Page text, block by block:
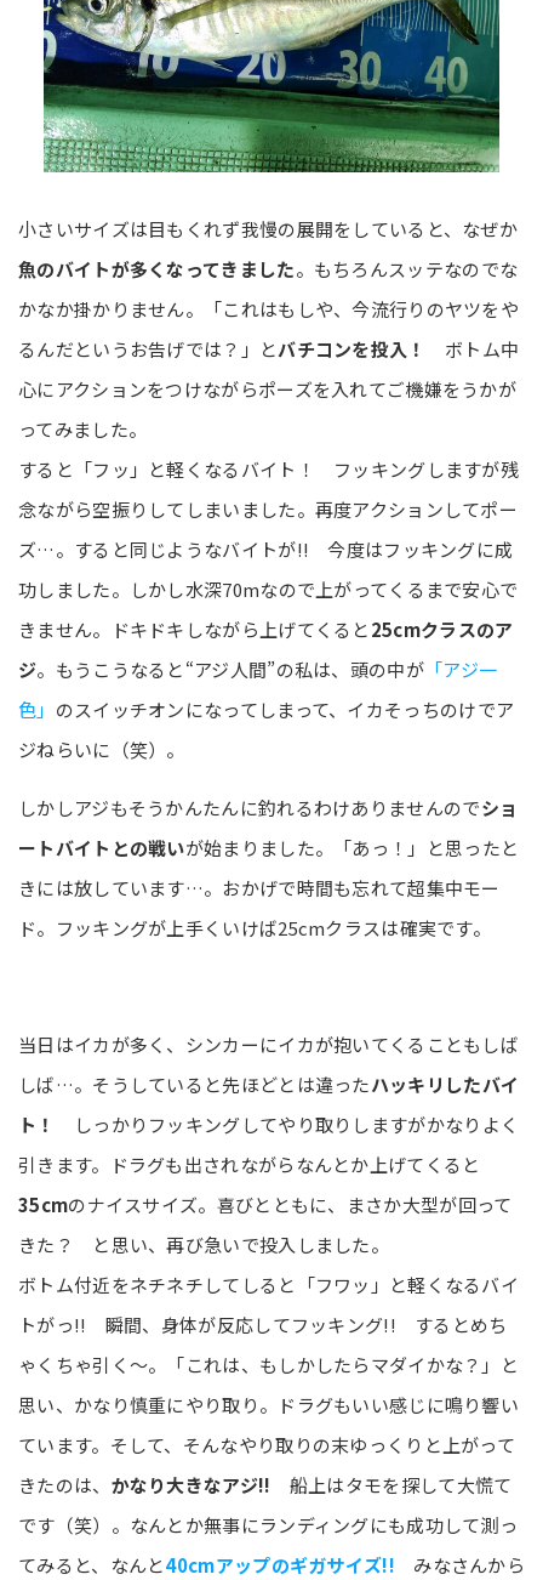
小さいサイズは目もくれず我慢の展開をしていると、なぜか
魚のバイトが多くなってきました。もちろんスッテなのでな
かなか掛かりません。「これはもしや、今流行りのヤツをや
るんだというお告げでは？」とバチコンを投入！
ボトム中
心にアクションをつけながらポーズを入れてご機嫌をうかが
ってみました。
すると「フッ」と軽くなるバイト！ フッキングしますが残
念ながら空振りしてしまいました。再度アクションしてポー
ズ…。すると同じようなバイトが!! 今度はフッキングに成
功しました。しかし水深70mなので上がってくるまで安心で
きません。ドキドキしながら上げてくると25cmクラスのア
ジ。もうこうなると“アジ人間”の私は、頭の中が「アジ一
色」 のスイッチオンになってしまって、イカそっちのけでア
ジねらいに（笑）。
しかしアジもそうかんたんに釣れるわけありませんのでショ
ートバイトとの戦いが始まりました。「あっ！」と思ったと
きには放しています…。おかげで時間も忘れて超集中モー
ド。フッキングが上手くいけば25cmクラスは確実です。
当日はイカが多く、シンカーにイカが抱いてくることもしば
しば…。そうしていると先ほどとは違ったハッキリしたバイ
ト！
しっかりフッキングしてやり取りしますがかなりよく
引きます。ドラグも出されながらなんとか上げてくると
35cmのナイスサイズ。喜びとともに、まさか大型が回って
きた？ と思い、再び急いで投入しました。
ボトム付近をネチネチしてしると「フワッ」と軽くなるバイ
トがっ!! 瞬間、身体が反応してフッキング!! するとめち
ゃくちゃ引く～。「これは、もしかしたらマダイかな？」と
思い、かなり慎重にやり取り。ドラグもいい感じに鳴り響い
ています。そして、そんなやり取りの末ゆっくりと上がって
きたのは、 かなり大きなアジ!! 船上はタモを探して大慌て
です（笑）。なんとか無事にランディングにも成功して測っ
てみると、なんと40cmアップのギガサイズ!! みなさんから